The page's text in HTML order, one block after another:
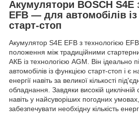
Акумулятори BOSCH S4E
EFB — для автомобілів
старт-стоп
Акумулятор S4E EFB з технологією
положення між традиційними
АКБ із технологією AGM. Він ідеально
автомобілів із функцією старт-стоп і є
енергії навіть за великої кількості
обладнання. Завдяки високій циклічній
навіть у найсуворіших погодних
забезпечувати необхідну кількість